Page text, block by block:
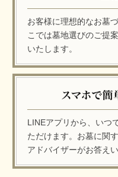
お客様に理想的なお墓
こでは墓地選びのご提
いたします。
LINEアプリから、いつ
ただけます。お墓に関
アドバイザーがお答えい